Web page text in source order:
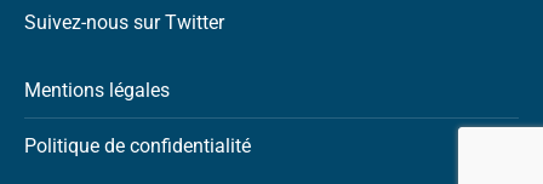
Suivez-nous sur Twitter
Mentions légales
Politique de confidentialité